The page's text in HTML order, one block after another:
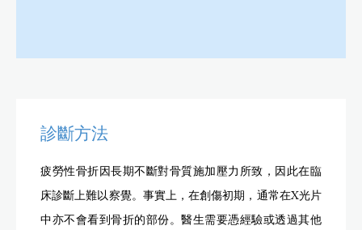
診斷方法
疲勞性骨折因長期不斷對骨質施加壓力所致，因此在臨
床診斷上難以察覺。事實上，在創傷初期，通常在X光片
中亦不會看到骨折的部份。醫生需要憑經驗或透過其他